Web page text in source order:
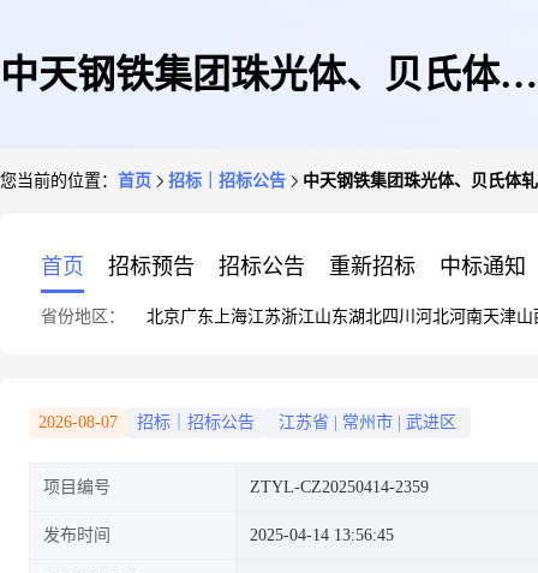
中天钢铁集团珠光体、贝氏体轧
您当前的位置： 首页 招标｜招标公告 中天钢铁集团珠光体、贝氏体
首页 招标预告 招标公告 重新招标 中标通知
省份地区： 北京广东 上海江苏浙江山东湖北四川 河北河南天津山
2026-08-07 招标｜招标公告 江苏省 常州市 武进区
项目编号 ZTYL-CZ20250414-2359
发布时间 2025-04-14 13:56:45